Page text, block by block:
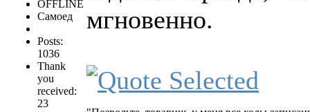
OFFLINE
Самоед
Posts:
1036
Thank
you
received:
23
мгновенно.